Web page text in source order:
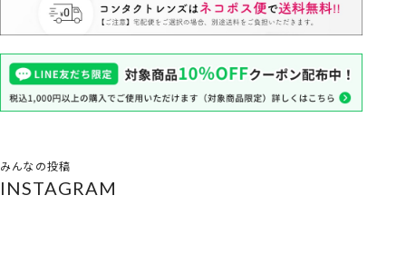
みんなの投稿
INSTAGRAM